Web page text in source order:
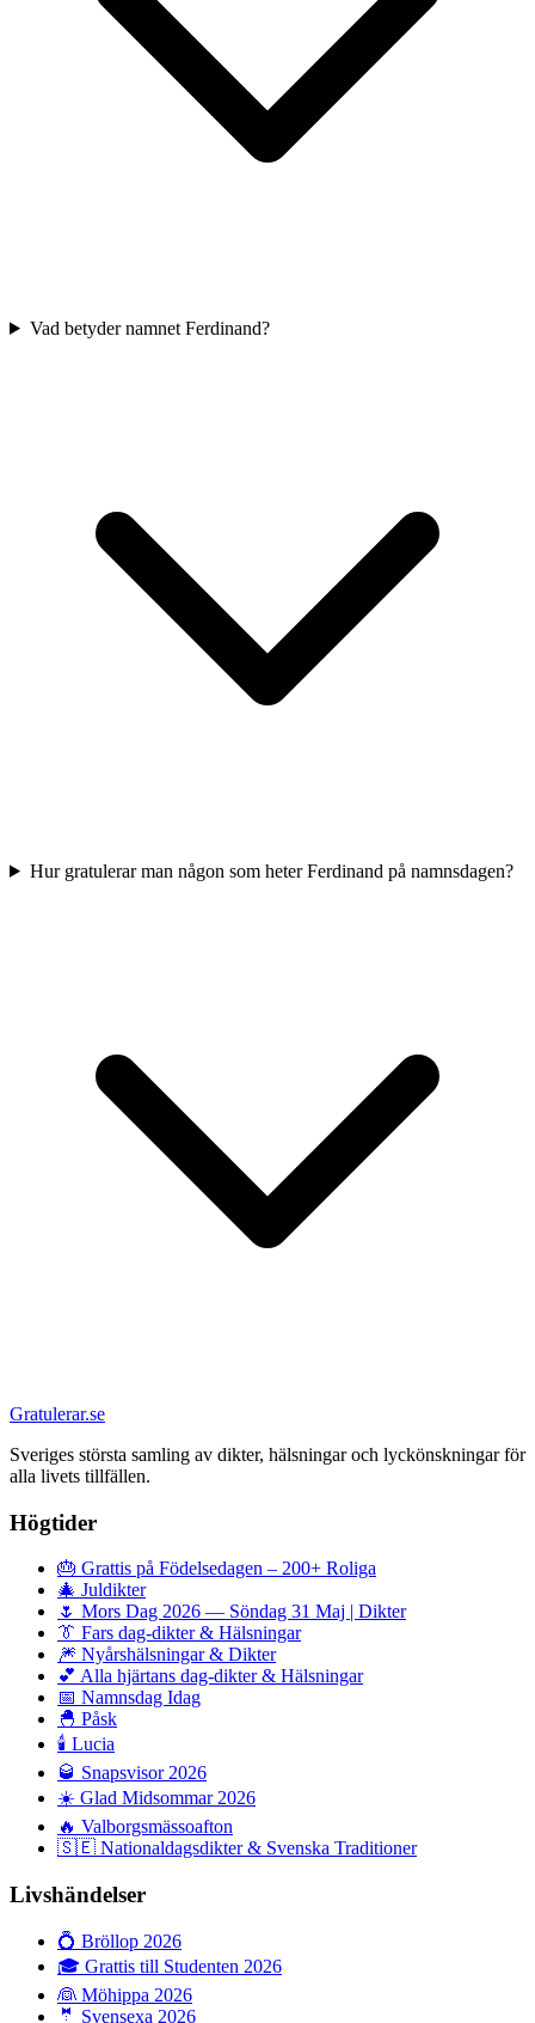
Vad betyder namnet Ferdinand?
Hur gratulerar man någon som heter Ferdinand på namnsdagen?
Gratulerar.se
Sveriges största samling av dikter, hälsningar och lyckönskningar för
alla livets tillfällen.
Högtider
🎂 Grattis på Födelsedagen – 200+ Roliga
🎄 Juldikter
🌷 Mors Dag 2026 — Söndag 31 Maj | Dikter
👔 Fars dag-dikter & Hälsningar
🎆 Nyårshälsningar & Dikter
💕 Alla hjärtans dag-dikter & Hälsningar
📅 Namnsdag Idag
🐣 Påsk
🕯️ Lucia
🥃 Snapsvisor 2026
☀️ Glad Midsommar 2026
🔥 Valborgsmässoafton
🇸🇪 Nationaldagsdikter & Svenska Traditioner
Livshändelser
💍 Bröllop 2026
🎓 Grattis till Studenten 2026
👰 Möhippa 2026
🤵 Svensexa 2026